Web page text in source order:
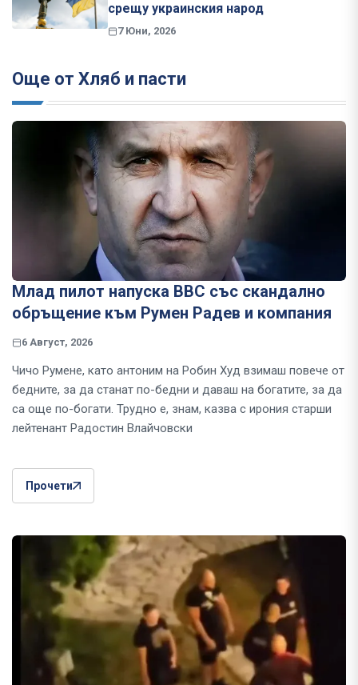
срещу украинския народ
7 Юни, 2026
Още от Хляб и пасти
Млад пилот напуска ВВС със скандално
обръщение към Румен Радев и компания
6 Август, 2026
Чичо Румене, като антоним на Робин Худ взимаш повече от
бедните, за да станат по-бедни и даваш на богатите, за да
са още по-богати. Трудно е, знам, казва с ирония старши
лейтенант Радостин Влайчовски
Прочети